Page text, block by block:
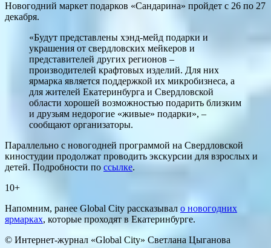
Новогодний маркет подарков «Сандарина» пройдет с 26 по 27
декабря.
«Будут представлены хэнд-мейд подарки и
украшения от свердловских мейкеров и
представителей других регионов –
производителей крафтовых изделий. Для них
ярмарка является поддержкой их микробизнеса, а
для жителей Екатеринбурга и Свердловской
области хорошей возможностью подарить близким
и друзьям недорогие «живые» подарки», –
сообщают организаторы.
Параллельно с новогодней программой на Свердловской
киностудии продолжат проводить экскурсии для взрослых и
детей. Подробности по ссылке.
10+
Напомним, ранее Global City рассказывал о новогодних
ярмарках, которые проходят в Екатеринбурге.
© Интернет-журнал «Global City» Светлана Цыганова